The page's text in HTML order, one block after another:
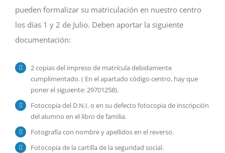
pueden formalizar su matriculación en nuestro centro
los días 1 y 2 de Julio. Deben aportar la siguiente
documentación:
2 copias del impreso de matrícula debidamente
cumplimentado. ( En el apartado código centro, hay que
poner el siguiente: 29701258).
Fotocopia del D.N.I. o en su defecto fotocopia de inscripción
del alumno en el libro de familia.
Fotografía con nombre y apellidos en el reverso.
Fotocopia de la cartilla de la seguridad social.